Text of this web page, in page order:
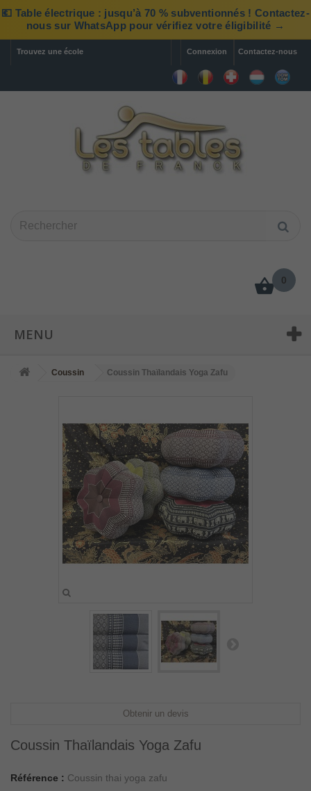
💶 Table électrique : jusqu’à 70 % subventionnés ! Contactez-
nous sur WhatsApp pour vérifiez votre éligibilité →
Contactez-nous
Trouvez une école Connexion
MENU
0
Coussin Coussin Thaïlandais Yoga Zafu
Obtenir un devis
Coussin Thaïlandais Yoga Zafu
Référence : Coussin thai yoga zafu